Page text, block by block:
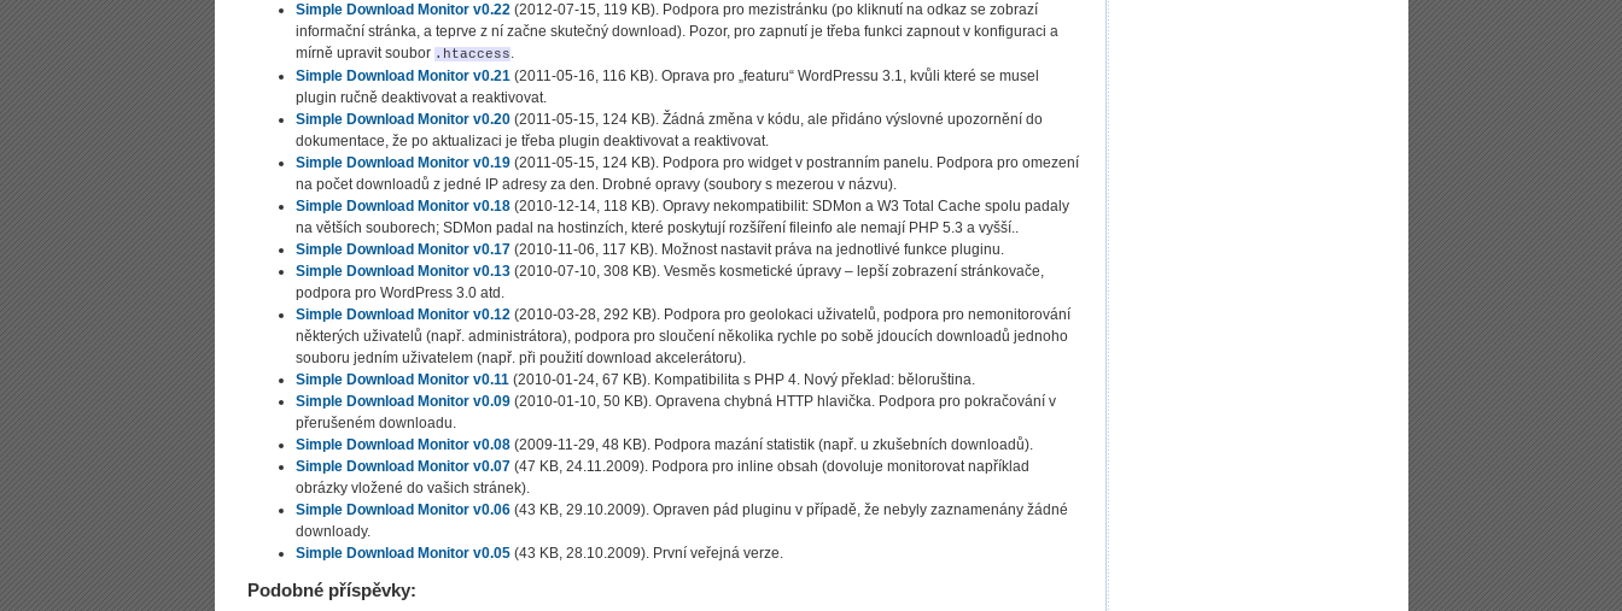
Simple Download Monitor v0.22(2012-07-15, 119 KB). Podpora pro mezistránku (po kliknutí na odkaz se zobrazí
informační stránka, a teprve z ní začne skutečný download). Pozor, pro zapnutí je třeba funkci zapnout v konfiguraci a
mírně upravit soubor .htaccess.
Simple Download Monitor v0.21(2011-05-16, 116 KB). Oprava pro „featuru“ WordPressu 3.1, kvůli které se musel
plugin ručně deaktivovat a reaktivovat.
Simple Download Monitor v0.20(2011-05-15, 124 KB). Žádná změna v kódu, ale přidáno výslovné upozornění do
dokumentace, že po aktualizaci je třeba plugin deaktivovat a reaktivovat.
Simple Download Monitor v0.19(2011-05-15, 124 KB). Podpora pro widget v postranním panelu. Podpora pro omezení
na počet downloadů z jedné IP adresy za den. Drobné opravy (soubory s mezerou v názvu).
Simple Download Monitor v0.18(2010-12-14, 118 KB). Opravy nekompatibilit: SDMon a W3 Total Cache spolu padaly
na větších souborech; SDMon padal na hostinzích, které poskytují rozšíření fileinfo ale nemají PHP 5.3 a vyšší..
Simple Download Monitor v0.17(2010-11-06, 117 KB). Možnost nastavit práva na jednotlivé funkce pluginu.
Simple Download Monitor v0.13(2010-07-10, 308 KB). Vesměs kosmetické úpravy – lepší zobrazení stránkovače,
podpora pro WordPress 3.0 atd.
Simple Download Monitor v0.12(2010-03-28, 292 KB). Podpora pro geolokaci uživatelů, podpora pro nemonitorování
některých uživatelů (např. administrátora), podpora pro sloučení několika rychle po sobě jdoucích downloadů jednoho
souboru jedním uživatelem (např. při použití download akcelerátoru).
Simple Download Monitor v0.11(2010-01-24, 67 KB). Kompatibilita s PHP 4. Nový překlad: běloruština.
Simple Download Monitor v0.09(2010-01-10, 50 KB). Opravena chybná HTTP hlavička. Podpora pro pokračování v
přerušeném downloadu.
Simple Download Monitor v0.08(2009-11-29, 48 KB). Podpora mazání statistik (např. u zkušebních downloadů).
Simple Download Monitor v0.07(47 KB, 24.11.2009). Podpora pro inline obsah (dovoluje monitorovat například
obrázky vložené do vašich stránek).
Simple Download Monitor v0.06(43 KB, 29.10.2009). Opraven pád pluginu v případě, že nebyly zaznamenány žádné
downloady.
Simple Download Monitor v0.05(43 KB, 28.10.2009). První veřejná verze.
Podobné příspěvky: